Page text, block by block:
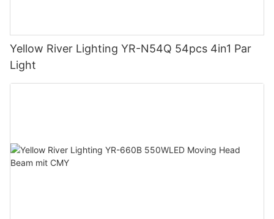
Yellow River Lighting YR-N54Q 54pcs 4in1 Par
Light